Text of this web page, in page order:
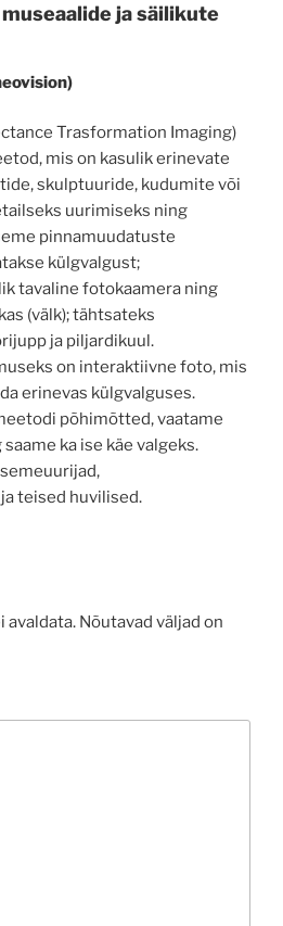
ja säilikute
Trasformation Imaging)
mis on kasulik erinevate
skulptuuride, kudumite või
uurimiseks ning
pinnamuudatuste
külgvalgust;
tavaline fotokaamera ning
(välk); tähtsateks
ja piljardikuul.
on interaktiivne foto, mis
erinevas külgvalguses.
põhimõtted, vaatame
ka ise käe valgeks.
teised huvilised.
avaldata. Nõutavad väljad on